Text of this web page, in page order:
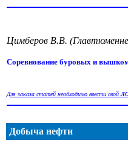
Цимберов В.В.
Соревнование буровых и
Для заказа статей необходимо ввести свой
Добыча нефти